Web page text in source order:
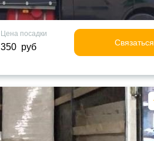
Цена посадки
350 руб Связаться